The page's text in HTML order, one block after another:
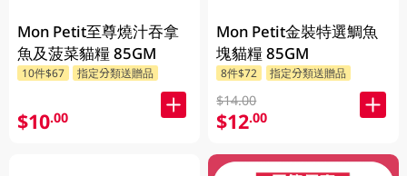
Mon Petit至尊燒汁吞拿
魚及菠菜貓糧 85GM
10件$67 指定分類送贈品
$10.00
Mon Petit金裝特選鯛魚
塊貓糧 85GM
8件$72 指定分類送贈品
$14.00
$12.00